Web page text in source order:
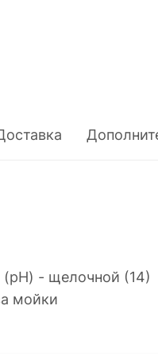
(pH) - щелочной (14)
мойки